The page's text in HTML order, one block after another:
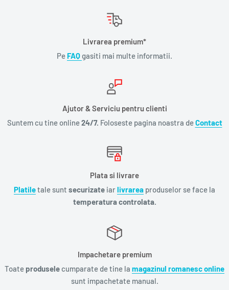
Livrarea premium*
Pe FAQgasiti mai multe informatii.
Ajutor & Serviciu pentru clienti
Suntem cu tine online24/7. Foloseste pagina noastra deContact
Plata si livrare
Platiletale sunt securizate iarlivrarea produselor se face la
temperatura controlata.
Impachetare premium
Toate produsele cumparate de tine la magazinul romanesc online
sunt impachetate manual.